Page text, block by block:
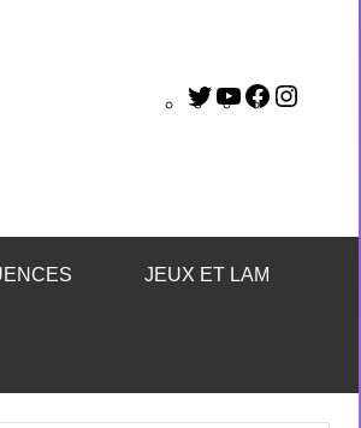
JEUX ET LAM